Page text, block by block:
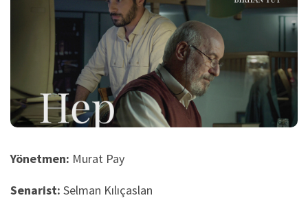
Yönetmen: Murat Pay
Senarist: Selman Kılıçaslan